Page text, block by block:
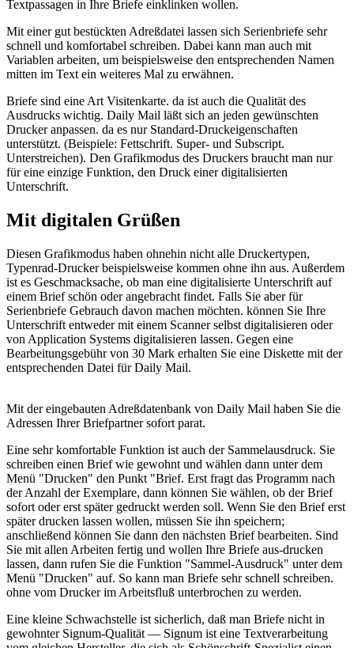
Textpassagen in Ihre Briefe einklinken wollen.
Mit einer gut bestückten Adreßdatei lassen sich Serienbriefe sehr
schnell und komfortabel schreiben. Dabei kann man auch mit
Variablen arbeiten, um beispielsweise den entsprechenden Namen
mitten im Text ein weiteres Mal zu erwähnen.
Briefe sind eine Art Visitenkarte. da ist auch die Qualität des
Ausdrucks wichtig. Daily Mail läßt sich an jeden gewünschten
Drucker anpassen. da es nur Standard-Druckeigenschaften
unterstützt. (Beispiele: Fettschrift. Super- und Subscript.
Unterstreichen). Den Grafikmodus des Druckers braucht man nur
für eine einzige Funktion, den Druck einer digitalisierten
Unterschrift.
Mit digitalen Grüßen
Diesen Grafikmodus haben ohnehin nicht alle Druckertypen,
Typenrad-Drucker beispielsweise kommen ohne ihn aus. Außerdem
ist es Geschmacksache, ob man eine digitalisierte Unterschrift auf
einem Brief schön oder angebracht findet. Falls Sie aber für
Serienbriefe Gebrauch davon machen möchten. können Sie Ihre
Unterschrift entweder mit einem Scanner selbst digitalisieren oder
von Application Systems digitalisieren lassen. Gegen eine
Bearbeitungsgebühr von 30 Mark erhalten Sie eine Diskette mit der
entsprechenden Datei für Daily Mail.
Mit der eingebauten Adreßdatenbank von Daily Mail haben Sie die
Adressen Ihrer Briefpartner sofort parat.
Eine sehr komfortable Funktion ist auch der Sammelausdruck. Sie
schreiben einen Brief wie gewohnt und wählen dann unter dem
Menü "Drucken" den Punkt "Brief. Erst fragt das Programm nach
der Anzahl der Exemplare, dann können Sie wählen, ob der Brief
sofort oder erst später gedruckt werden soll. Wenn Sie den Brief erst
später drucken lassen wollen, müssen Sie ihn speichern;
anschließend können Sie dann den nächsten Brief bearbeiten. Sind
Sie mit allen Arbeiten fertig und wollen Ihre Briefe aus-drucken
lassen, dann rufen Sie die Funktion "Sammel-Ausdruck" unter dem
Menü "Drucken" auf. So kann man Briefe sehr schnell schreiben.
ohne vom Drucker im Arbeitsfluß unterbrochen zu werden.
Eine kleine Schwachstelle ist sicherlich, daß man Briefe nicht in
gewohnter Signum-Qualität — Signum ist eine Textverarbeitung